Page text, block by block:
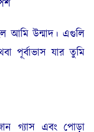
আমি উন্মাদ। এগুলি
পূর্বাভাস যার তুমি
গ্যাস এবং পোড়া